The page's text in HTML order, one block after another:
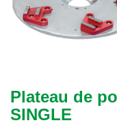
Plateau de
SINGLE